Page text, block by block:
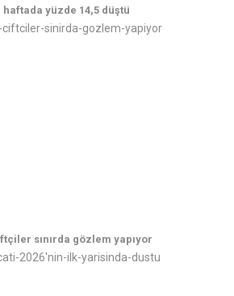
haftada yüzde 14,5 düştü
sınırda gözlem yapıyor